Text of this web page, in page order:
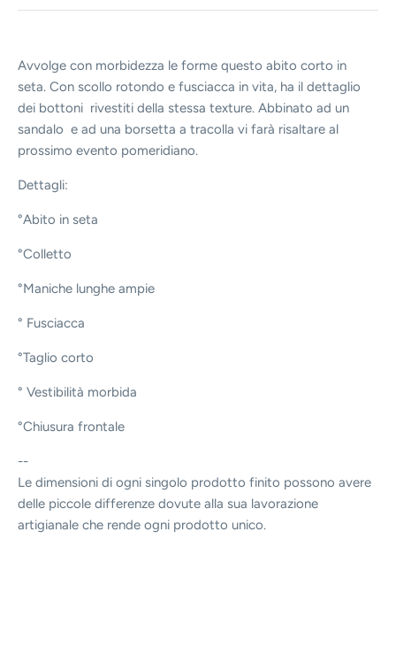
Avvolge con morbidezza le forme questo abito corto in
seta. Con scollo rotondo e fusciacca in vita, ha il dettaglio
dei bottoni rivestiti della stessa texture. Abbinato ad un
sandalo e ad una borsetta a tracolla vi farà risaltare al
prossimo evento pomeridiano.
Dettagli:
°Abito in seta
°Colletto
°Maniche lunghe ampie
° Fusciacca
°Taglio corto
° Vestibilità morbida
°Chiusura frontale
--
Le dimensioni di ogni singolo prodotto finito possono avere
delle piccole differenze dovute alla sua lavorazione
artigianale che rende ogni prodotto unico.